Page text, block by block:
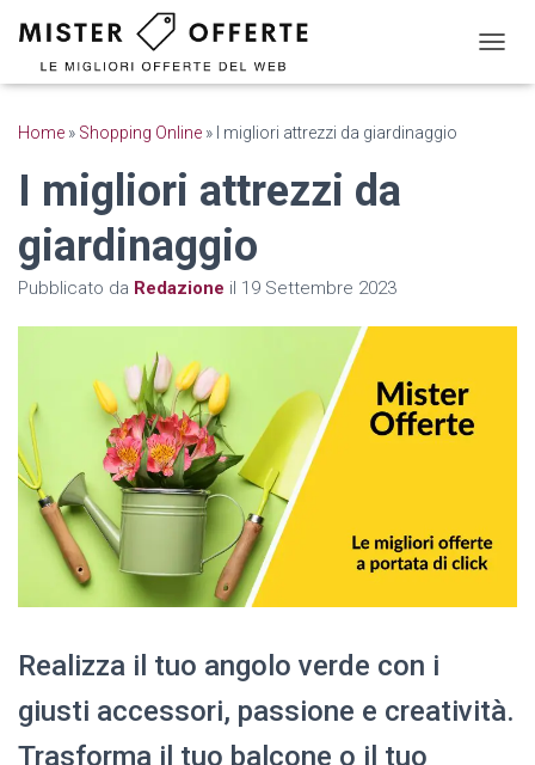
A
Home » Shopping Online » I migliori attrezzi da giardinaggio
I migliori attrezzi da
giardinaggio
Pubblicato da Redazione il 19 Settembre 2023
Realizza il tuo angolo verde con i
giusti accessori, passione e creatività.
Trasforma il tuo balcone o il tuo